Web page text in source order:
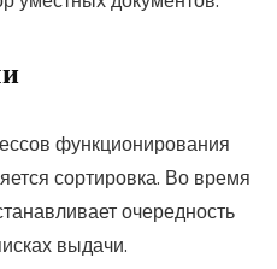
функционирования
сортировка. Во время
очередность
выдачи.